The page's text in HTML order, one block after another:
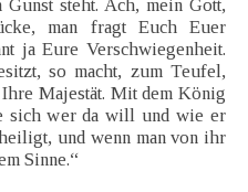
steht. Ach, mein Gott,
man fragt Euch Euer
ja Eure Verschwiegenheit.
so macht, zum Teufel,
Majestät. Mit dem König
sich wer da will und wie er
und wenn man von ihr
Sinne.“